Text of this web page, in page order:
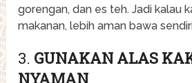
gorengan, dan es teh. Jadi kalau
makanan, lebih aman bawa
3. GUNAKAN ALAS
NYAMAN